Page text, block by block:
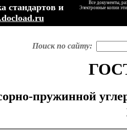
стандартов и
Все документы,
Электронные копии
Поиск по сайту:
пружинной